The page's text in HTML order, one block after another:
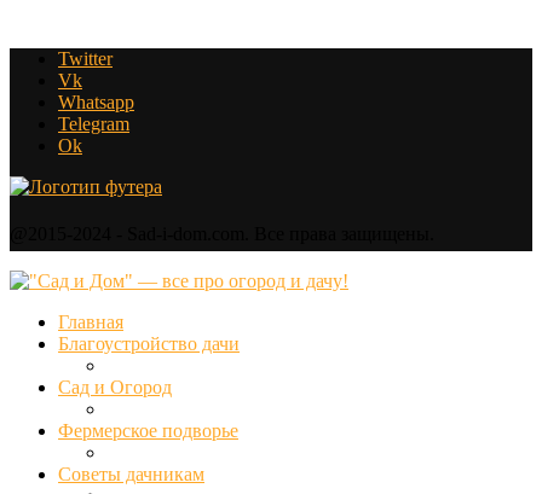
Twitter
Vk
Whatsapp
Telegram
Ok
Главная
Благоустройство дачи
Сад и Огород
Фермерское подворье
Советы дачникам